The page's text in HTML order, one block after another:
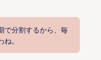
で分割するから、毎
。